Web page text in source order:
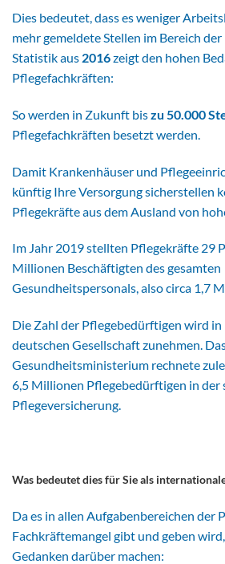
Dies bedeutet, dass es weniger
mehr gemeldete Stellen im Bereich
Statistik aus 2016zeigt den hohen
Pflegefachkräften:
So werden in Zukunft biszu 50.000
Pflegefachkräften besetzt werden.
Damit Krankenhäuser und
künftig Ihre Versorgung sicherstellen
Pflegekräfte aus dem Ausland von
Im Jahr 2019 stellten Pflegekräfte 29
Millionen Beschäftigten des gesamten
Gesundheitspersonals, also circa 1,7
Die Zahl der Pflegebedürftigen wird
deutschen Gesellschaft zunehmen.
Gesundheitsministerium rechnete
6,5 Millionen Pflegebedürftigen in der
Pflegeversicherung.
Was bedeutet dies für Sie als
Da es in allen Aufgabenbereichen der
Fachkräftemangel gibt und geben
Gedanken darüber machen: